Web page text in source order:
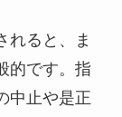
れると、ま
的です。指
中止や是正